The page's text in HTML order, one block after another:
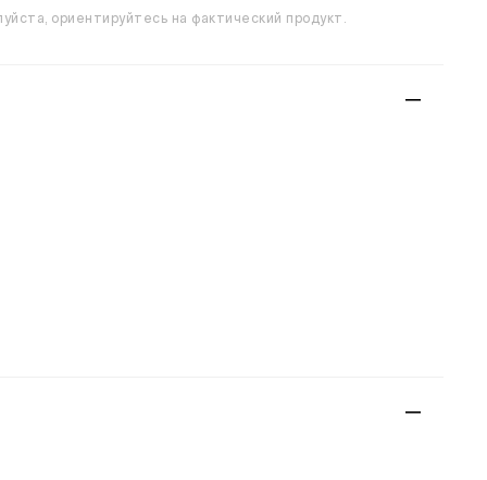
ориентируйтесь на фактический продукт.